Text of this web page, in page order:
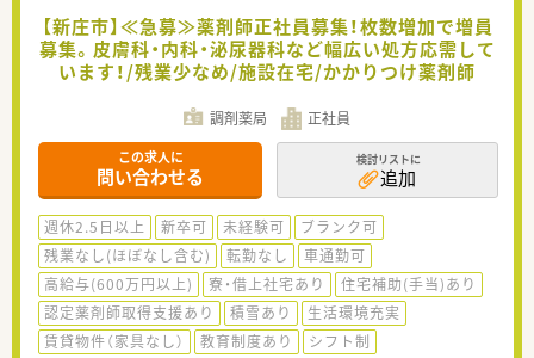
【新庄市】≪急募≫薬剤師正社員募集！枚数増加で増員
募集。皮膚科・内科・泌尿器科など幅広い処方応需して
います！/残業少なめ/施設在宅/かかりつけ薬剤師
調剤薬局 正社員
この求人に
問い合わせる
検討リストに
追加
週休2.5日以上 新卒可 未経験可
ブランク可
残業なし(ほぼなし含む)
転勤なし
車通勤可
高給与(600万円以上)
寮・借上社宅あり
住宅補助(手当)あり
認定薬剤師取得支援あり
積雪あり
生活環境充実
賃貸物件（家具なし）
教育制度あり
シフト制